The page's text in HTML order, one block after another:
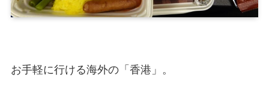
お手軽に行ける海外の「香港」。